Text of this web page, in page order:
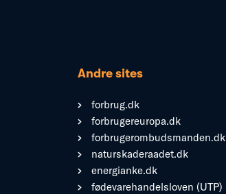
Andre sites
forbrug.dk
forbrugereuropa.dk
forbrugerombudsmanden.dk
naturskaderaadet.dk
energianke.dk
fødevarehandelsloven (UTP)